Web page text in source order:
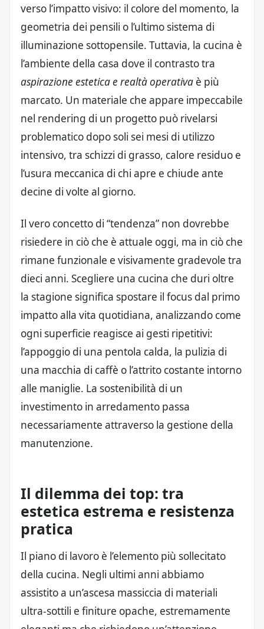
verso l’impatto visivo: il colore del momento, la
geometria dei pensili o l’ultimo sistema di
illuminazione sottopensile. Tuttavia, la cucina è
l’ambiente della casa dove il contrasto tra
aspirazione estetica e realtà operativa è più
marcato. Un materiale che appare impeccabile
nel rendering di un progetto può rivelarsi
problematico dopo soli sei mesi di utilizzo
intensivo, tra schizzi di grasso, calore residuo e
l’usura meccanica di chi apre e chiude ante
decine di volte al giorno.
Il vero concetto di “tendenza” non dovrebbe
risiedere in ciò che è attuale oggi, ma in ciò che
rimane funzionale e visivamente gradevole tra
dieci anni. Scegliere una cucina che duri oltre
la stagione significa spostare il focus dal primo
impatto alla vita quotidiana, analizzando come
ogni superficie reagisce ai gesti ripetitivi:
l’appoggio di una pentola calda, la pulizia di
una macchia di caffè o l’attrito costante intorno
alle maniglie. La sostenibilità di un
investimento in arredamento passa
necessariamente attraverso la gestione della
manutenzione.
Il dilemma dei top: tra
estetica estrema e resistenza
pratica
Il piano di lavoro è l’elemento più sollecitato
della cucina. Negli ultimi anni abbiamo
assistito a un’ascesa massiccia di materiali
ultra-sottili e finiture opache, estremamente